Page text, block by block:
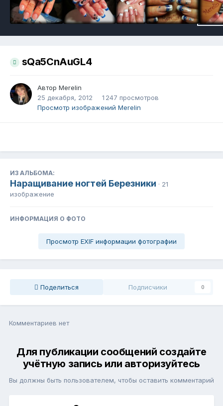
sQa5CnAuGL4
Автор Merelin
25 декабря, 2012
1 247 просмотров
Просмотр изображений Merelin
ИЗ АЛЬБОМА:
Наращивание ногтей Березники · 21
изображение
ИНФОРМАЦИЯ О ФОТО
Просмотр EXIF информации фотографии
Поделиться Подписчики 0
Комментариев нет
Для публикации сообщений создайте
учётную запись или авторизуйтесь
Вы должны быть пользователем, чтобы оставить комментарий